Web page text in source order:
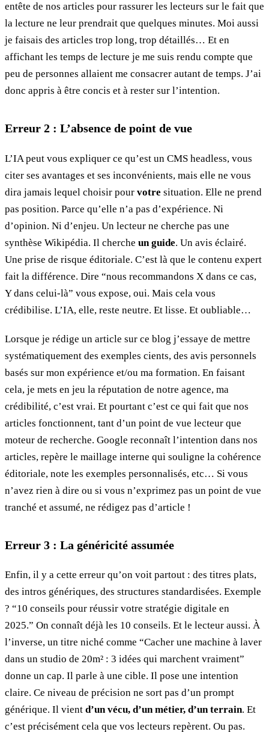
entête de nos articles pour rassurer les lecteurs sur le fait que
la lecture ne leur prendrait que quelques minutes. Moi aussi
je faisais des articles trop long, trop détaillés… Et en
affichant les temps de lecture je me suis rendu compte que
peu de personnes allaient me consacrer autant de temps. J’ai
donc appris à être concis et à rester sur l’intention.
Erreur 2 : L’absence de point de vue
L’IA peut vous expliquer ce qu’est un CMS headless, vous
citer ses avantages et ses inconvénients, mais elle ne vous
dira jamais lequel choisir pour votre situation. Elle ne prend
pas position. Parce qu’elle n’a pas d’expérience. Ni
d’opinion. Ni d’enjeu. Un lecteur ne cherche pas une
synthèse Wikipédia. Il cherche un guide. Un avis éclairé.
Une prise de risque éditoriale. C’est là que le contenu expert
fait la différence. Dire “nous recommandons X dans ce cas,
Y dans celui-là” vous expose, oui. Mais cela vous
crédibilise. L’IA, elle, reste neutre. Et lisse. Et oubliable…
Lorsque je rédige un article sur ce blog j’essaye de mettre
systématiquement des exemples cients, des avis personnels
basés sur mon expérience et/ou ma formation. En faisant
cela, je mets en jeu la réputation de notre agence, ma
crédibilité, c’est vrai. Et pourtant c’est ce qui fait que nos
articles fonctionnent, tant d’un point de vue lecteur que
moteur de recherche. Google reconnaît l’intention dans nos
articles, repère le maillage interne qui souligne la cohérence
éditoriale, note les exemples personnalisés, etc… Si vous
n’avez rien à dire ou si vous n’exprimez pas un point de vue
tranché et assumé, ne rédigez pas d’article !
Erreur 3 : La généricité assumée
Enfin, il y a cette erreur qu’on voit partout : des titres plats,
des intros génériques, des structures standardisées. Exemple
? “10 conseils pour réussir votre stratégie digitale en
2025.” On connaît déjà les 10 conseils. Et le lecteur aussi. À
l’inverse, un titre niché comme “Cacher une machine à laver
dans un studio de 20m² : 3 idées qui marchent vraiment”
donne un cap. Il parle à une cible. Il pose une intention
claire. Ce niveau de précision ne sort pas d’un prompt
générique. Il vient d’un vécu, d’un métier, d’un terrain. Et
c’est précisément cela que vos lecteurs repèrent. Ou pas.